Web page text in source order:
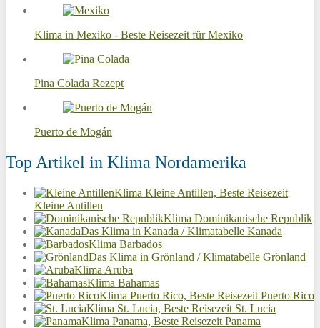
Klima in Mexiko - Beste Reisezeit für Mexiko
Pina Colada Rezept
Puerto de Mogán
Top Artikel in Klima Nordamerika
Klima Kleine Antillen, Beste Reisezeit
Kleine Antillen
Klima Dominikanische Republik
Das Klima in Kanada / Klimatabelle Kanada
Klima Barbados
Das Klima in Grönland / Klimatabelle Grönland
Klima Aruba
Klima Bahamas
Klima Puerto Rico, Beste Reisezeit Puerto Rico
Klima St. Lucia, Beste Reisezeit St. Lucia
Klima Panama, Beste Reisezeit Panama